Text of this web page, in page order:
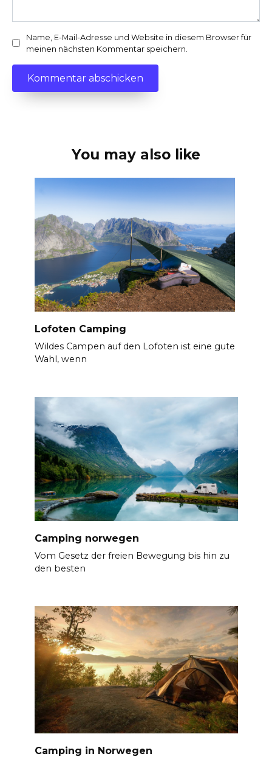
Name, E-Mail-Adresse und Website in diesem Browser für
meinen nächsten Kommentar speichern.
You may also like
Lofoten Camping
Wildes Campen auf den Lofoten ist eine gute
Wahl, wenn
Camping norwegen
Vom Gesetz der freien Bewegung bis hin zu
den besten
Camping in Norwegen